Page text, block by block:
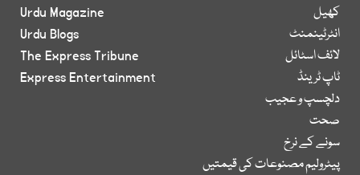
کھیل
انٹرٹینمنٹ
لائف اسٹائل
ٹاپ ٹرینڈ
دلچسپ و عجیب
صحت
سونے کے نرخ
پیٹرولیم مصنوعات کی قیمتیں
Urdu Magazine
Urdu Blogs
The Express Tribune
Express Entertainment